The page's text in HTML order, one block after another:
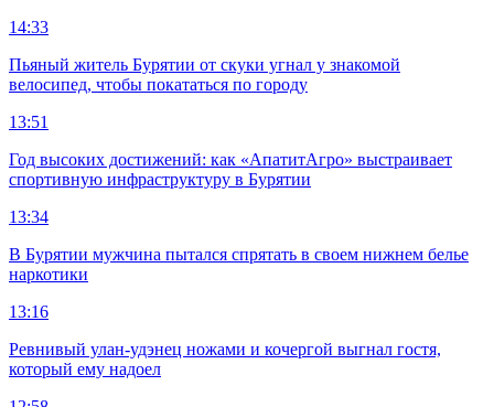
14:33
Пьяный житель Бурятии от скуки угнал у знакомой
велосипед, чтобы покататься по городу
13:51
Год высоких достижений: как «АпатитАгро» выстраивает
спортивную инфраструктуру в Бурятии
13:34
В Бурятии мужчина пытался спрятать в своем нижнем белье
наркотики
13:16
Ревнивый улан-удэнец ножами и кочергой выгнал гостя,
который ему надоел